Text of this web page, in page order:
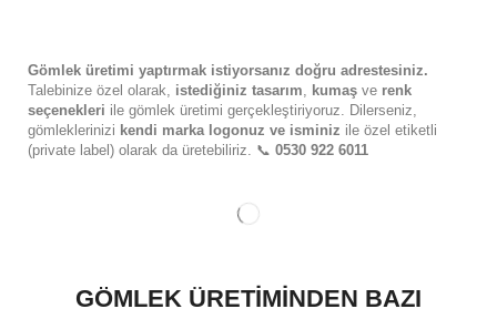
Gömlek üretimi yaptırmak istiyorsanız doğru adrestesiniz.
Talebinize özel olarak, istediğiniz tasarım, kumaş ve renk
seçenekleri ile gömlek üretimi gerçekleştiriyoruz. Dilerseniz,
gömleklerinizi kendi marka logonuz ve isminiz ile özel etiketli
(private label) olarak da üretebiliriz. 📞 0530 922 6011
GÖMLEK ÜRETIMINDEN BAZI